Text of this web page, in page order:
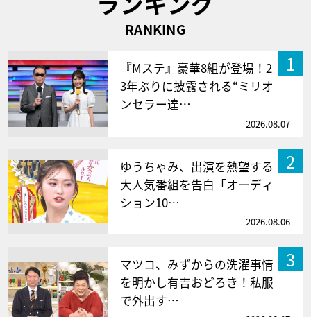
RANKING
1
『Mステ』豪華8組が登場！2
3年ぶりに披露される“ミリオ
ンセラー達…
2026.08.07
2
ゆうちゃみ、出演を熱望する
大人気番組を告白「オーディ
ション10…
2026.08.06
3
マツコ、みずからの洗濯事情
を明かし有吉おどろき！私服
で外出す…